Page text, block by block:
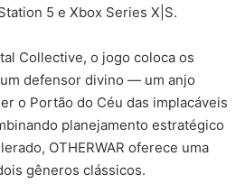
5 e Xbox Series X|S.
Collective, o jogo coloca os
defensor divino — um anjo
o Portão do Céu das implacáveis
planejamento estratégico
OTHERWAR oferece uma
gêneros clássicos.